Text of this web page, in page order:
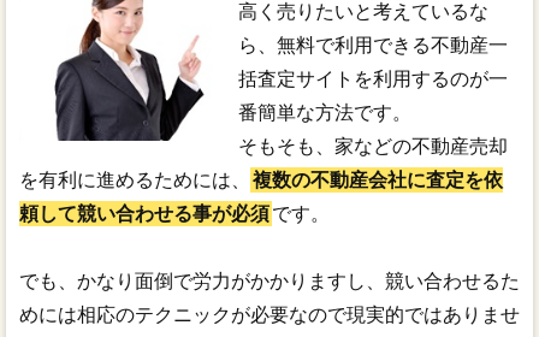
高く売りたいと考えているな
ら、無料で利用できる不動産一
括査定サイトを利用するのが一
番簡単な方法です。
そもそも、家などの不動産売却
を有利に進めるためには、
複数の不動産会社に査定を依
頼して競い合わせる事が必須です。
でも、かなり面倒で労力がかかりますし、競い合わせるた
めには相応のテクニックが必要なので現実的ではありませ